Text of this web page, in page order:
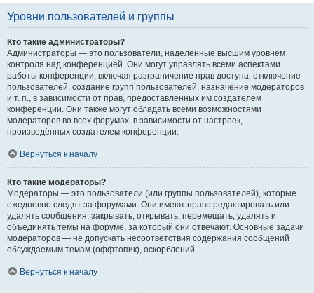
Уровни пользователей и группы
Кто такие администраторы?
Администраторы — это пользователи, наделённые высшим уровнем
контроля над конференцией. Они могут управлять всеми аспектами
работы конференции, включая разграничение прав доступа, отключение
пользователей, создание групп пользователей, назначение модераторов
и т. п., в зависимости от прав, предоставленных им создателем
конференции. Они также могут обладать всеми возможностями
модераторов во всех форумах, в зависимости от настроек,
произведённых создателем конференции.
Вернуться к началу
Кто такие модераторы?
Модераторы — это пользователи (или группы пользователей), которые
ежедневно следят за форумами. Они имеют право редактировать или
удалять сообщения, закрывать, открывать, перемещать, удалять и
объединять темы на форуме, за который они отвечают. Основные задачи
модераторов — не допускать несоответствия содержания сообщений
обсуждаемым темам (оффтопик), оскорблений.
Вернуться к началу